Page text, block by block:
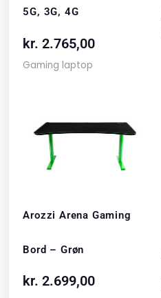
5G, 3G, 4G
kr. 2.765,00
Gaming laptop
Arozzi Arena Gaming
Bord – Grøn
kr. 2.699,00